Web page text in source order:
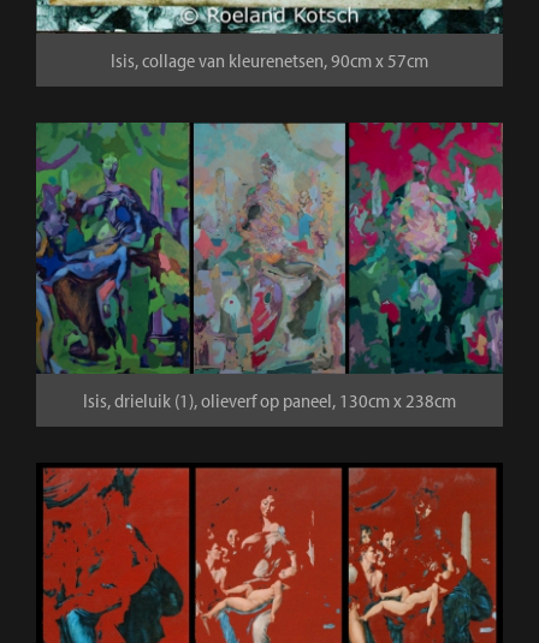
Isis, collage van kleurenetsen, 90cm x 57cm
Isis, drieluik (1), olieverf op paneel, 130cm x 238cm